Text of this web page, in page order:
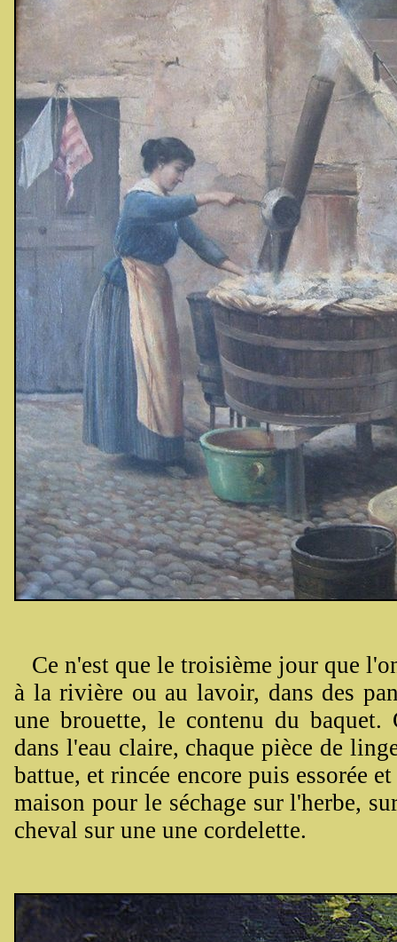
Ce n'est que le troisième jour que
à la rivière ou au lavoir, dans des
une brouette, le contenu du baquet.
dans l'eau claire, chaque pièce de
battue, et rincée encore puis essorée
maison pour le séchage sur l'herbe,
cheval sur une une cordelette.